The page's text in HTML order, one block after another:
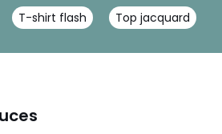
T-shirt flash Top jacquard